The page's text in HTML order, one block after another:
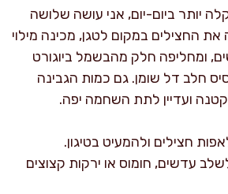
יותר ביום-יום, אני עושה שלושה
את החצילים במקום לטגן, מכינה מילוי
ומחליפה חלק מהבשמל ביוגורט
חלב דל שומן. גם כמות הגבינה
ועדיין לתת השחמה יפה.
חצילים ולהמעיט בטיגון.
עדשים, חומוס או ירקות קצוצים